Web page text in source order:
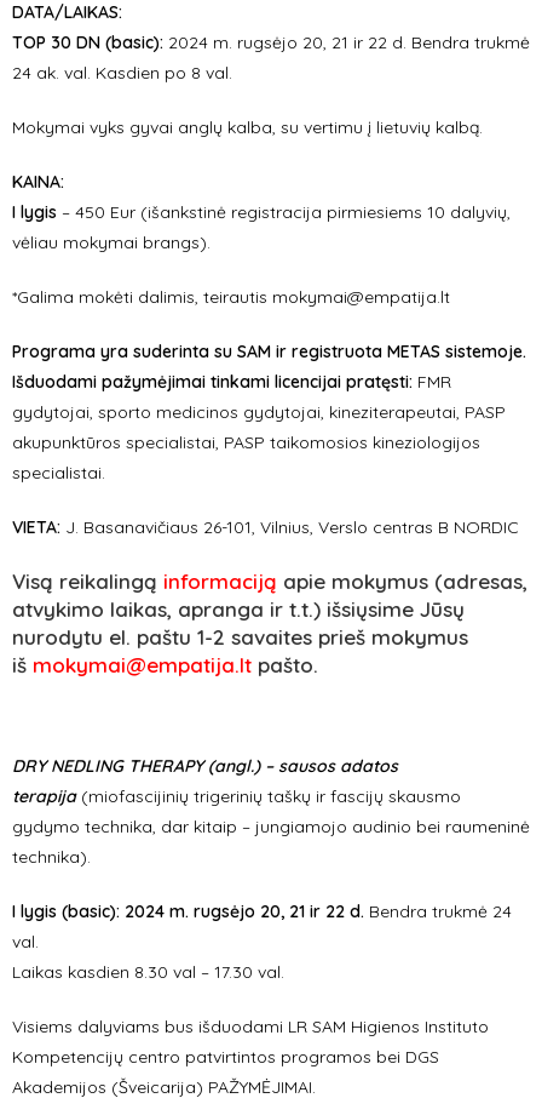
DATA/LAIKAS:
TOP 30 DN (basic): 2024 m. rugsėjo 20, 21 ir 22 d. Bendra trukmė
24 ak. val. Kasdien po 8 val.
Mokymai vyks gyvai anglų kalba, su vertimu į lietuvių kalbą.
KAINA:
I lygis – 450 Eur (išankstinė registracija pirmiesiems 10 dalyvių,
vėliau mokymai brangs).
*Galima mokėti dalimis, teirautis mokymai@empatija.lt
Programa yra suderinta su SAM ir registruota METAS sistemoje.
Išduodami pažymėjimai tinkami licencijai pratęsti: FMR
gydytojai, sporto medicinos gydytojai, kineziterapeutai, PASP
akupunktūros specialistai, PASP taikomosios kineziologijos
specialistai.
VIETA: J. Basanavičiaus 26-101, Vilnius, Verslo centras B NORDIC
Visą reikalingą informaciją apie mokymus (adresas,
atvykimo laikas, apranga ir t.t.) išsiųsime Jūsų
nurodytu el. paštu 1-2 savaites prieš mokymus
iš mokymai@empatija.lt pašto.
DRY NEDLING THERAPY (angl.) – sausos adatos
terapija (miofascijinių trigerinių taškų ir fascijų skausmo
gydymo technika, dar kitaip – jungiamojo audinio bei raumeninė
technika).
I lygis (basic): 2024 m. rugsėjo 20, 21 ir 22 d. Bendra trukmė 24
val.
Laikas kasdien 8.30 val – 17.30 val.
Visiems dalyviams bus išduodami LR SAM Higienos Instituto
Kompetencijų centro patvirtintos programos bei DGS
Akademijos (Šveicarija) PAŽYMĖJIMAI.